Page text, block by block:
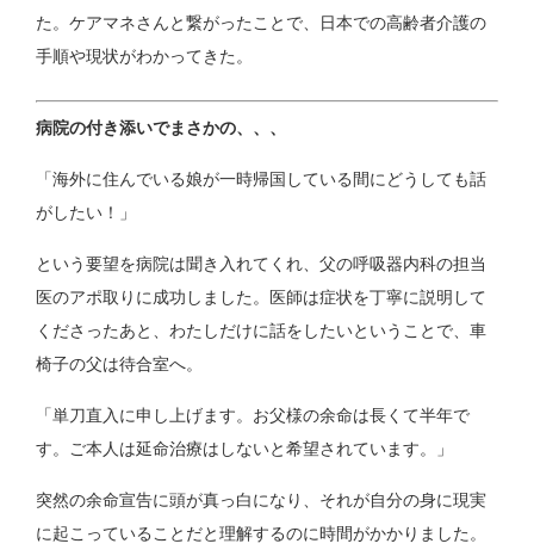
た。ケアマネさんと繋がったことで、日本での高齢者介護の
手順や現状がわかってきた。
病院の付き添いでまさかの、、、
「海外に住んでいる娘が一時帰国している間にどうしても話
がしたい！」
という要望を病院は聞き入れてくれ、父の呼吸器内科の担当
医のアポ取りに成功しました。医師は症状を丁寧に説明して
くださったあと、わたしだけに話をしたいということで、車
椅子の父は待合室へ。
「単刀直入に申し上げます。お父様の余命は長くて半年で
す。ご本人は延命治療はしないと希望されています。」
突然の余命宣告に頭が真っ白になり、それが自分の身に現実
に起こっていることだと理解するのに時間がかかりました。